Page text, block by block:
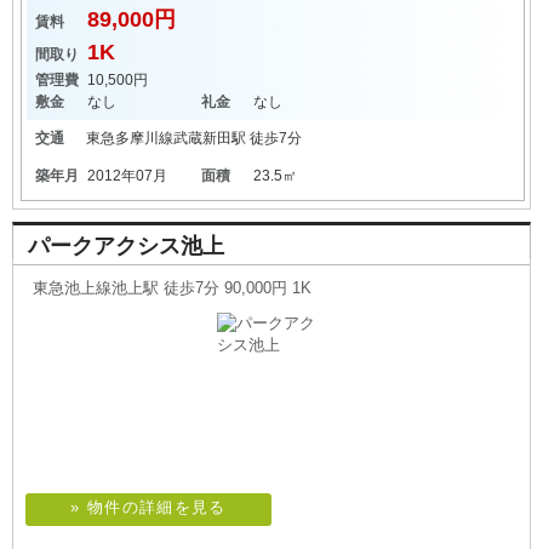
賃料 89,000円
間取り 1K
管理費 10,500円
敷金
なし 礼金 なし
交通 東急多摩川線武蔵新田駅 徒歩7分
築年月 2012年07月 面積 23.5㎡
パークアクシス池上
東急池上線池上駅 徒歩7分 90,000円 1K
» 物件の詳細を見る